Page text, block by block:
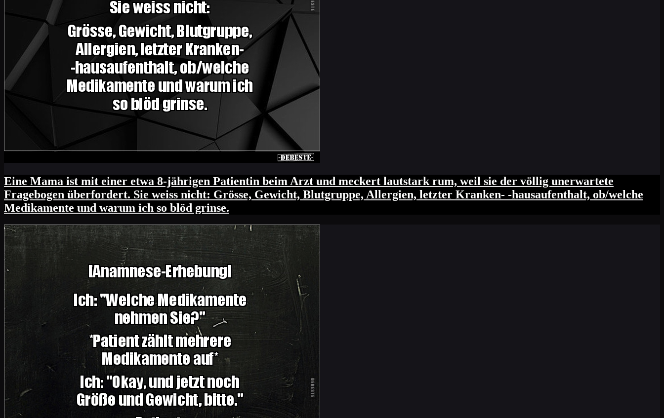
Eine Mama ist mit einer etwa 8-jährigen Patientin beim Arzt und meckert lautstark rum, weil sie der völlig unerwartete
Fragebogen überfordert. Sie weiss nicht: Grösse, Gewicht, Blutgruppe, Allergien, letzter Kranken- -hausaufenthalt, ob/welche
Medikamente und warum ich so blöd grinse.